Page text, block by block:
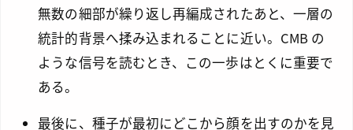
無数の細部が繰り返し再編成されたあと、一層の
統計的背景へ揉み込まれることに近い。CMB の
ような信号を読むとき、この一歩はとくに重要で
ある。
最後に、種子が最初にどこから顔を出すのかを見